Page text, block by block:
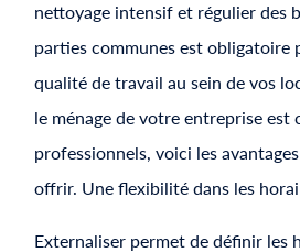
nettoyage intensif et régulier des
parties communes est obligatoire
qualité de travail au sein de vos
le ménage de votre entreprise est
professionnels, voici les
offrir. Une flexibilité dans les
Externaliser permet de définir les